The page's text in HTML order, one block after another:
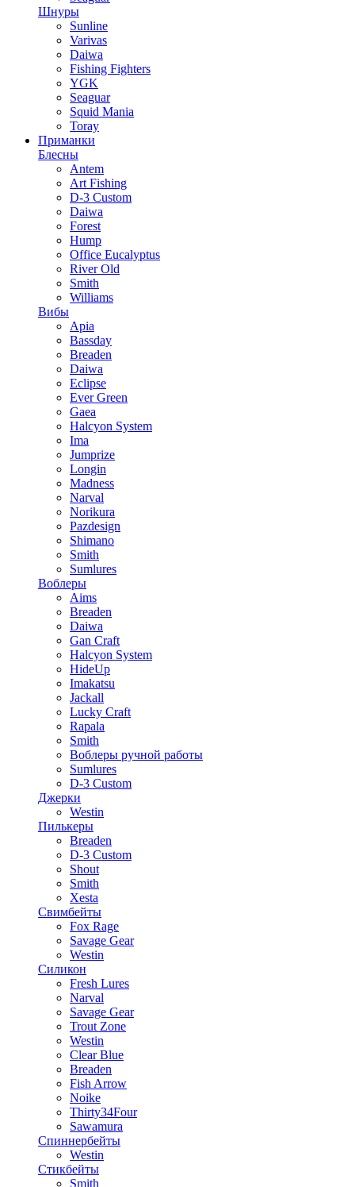
Шнуры
Sunline
Varivas
Daiwa
Fishing Fighters
YGK
Seaguar
Squid Mania
Toray
Приманки
Блесны
Antem
Art Fishing
D-3 Custom
Daiwa
Forest
Hump
Office Eucalyptus
River Old
Smith
Williams
Вибы
Apia
Bassday
Breaden
Daiwa
Eclipse
Ever Green
Gaea
Halcyon System
Ima
Jumprize
Longin
Madness
Narval
Norikura
Pazdesign
Shimano
Smith
Sumlures
Воблеры
Aims
Breaden
Daiwa
Gan Craft
Halcyon System
HideUp
Imakatsu
Jackall
Lucky Craft
Rapala
Smith
Воблеры ручной работы
Sumlures
D-3 Custom
Джерки
Westin
Пилькеры
Breaden
D-3 Custom
Shout
Smith
Xesta
Свимбейты
Fox Rage
Savage Gear
Westin
Силикон
Fresh Lures
Narval
Savage Gear
Trout Zone
Westin
Clear Blue
Breaden
Fish Arrow
Noike
Thirty34Four
Sawamura
Спиннербейты
Westin
Стикбейты
Smith